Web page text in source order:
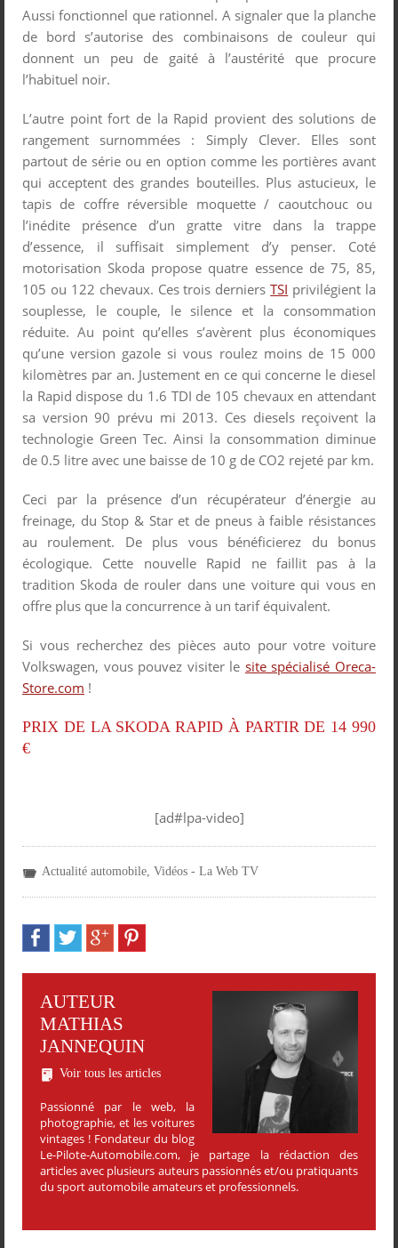
Aussi fonctionnel que rationnel. A signaler que la planche
de bord s’autorise des combinaisons de couleur qui
donnent un peu de gaité à l’austérité que procure
l’habituel noir.
L’autre point fort de la Rapid provient des solutions de
rangement surnommées : Simply Clever. Elles sont
partout de série ou en option comme les portières avant
qui acceptent des grandes bouteilles. Plus astucieux, le
tapis de coffre réversible moquette / caoutchouc ou
l’inédite présence d’un gratte vitre dans la trappe
d’essence, il suffisait simplement d’y penser. Coté
motorisation Skoda propose quatre essence de 75, 85,
105 ou 122 chevaux. Ces trois derniersTSI privilégient la
souplesse, le couple, le silence et la consommation
réduite. Au point qu’elles s’avèrent plus économiques
qu’une version gazole si vous roulez moins de 15 000
kilomètres par an. Justement en ce qui concerne le diesel
la Rapid dispose du 1.6 TDI de 105 chevaux en attendant
sa version 90 prévu mi 2013. Ces diesels reçoivent la
technologie Green Tec. Ainsi la consommation diminue
de 0.5 litre avec une baisse de 10 g de CO2 rejeté par km.
Ceci par la présence d’un récupérateur d’énergie au
freinage, du Stop & Star et de pneus à faible résistances
au roulement. De plus vous bénéficierez du bonus
écologique. Cette nouvelle Rapid ne faillit pas à la
tradition Skoda de rouler dans une voiture qui vous en
offre plus que la concurrence à un tarif équivalent.
Si vous recherchez des pièces auto pour votre voiture
Volkswagen, vous pouvez visiter le site spécialisé Oreca-
Store.com !
PRIX DE LA SKODA RAPID À PARTIR DE 14 990
€
[ad#lpa-video]
Actualité automobile Vidéos - La Web TV
AUTEUR
MATHIAS
JANNEQUIN
Voir tous les articles
Passionné par le web, la
photographie, et les voitures
vintages ! Fondateur du blog
Le-Pilote-Automobile.com, je partage la rédaction des
articles avec plusieurs auteurs passionnés et/ou pratiquants
du sport automobile amateurs et professionnels.